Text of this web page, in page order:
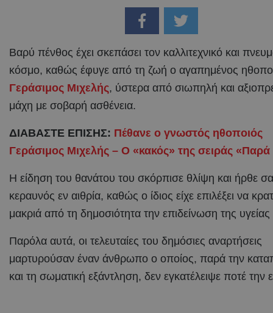
Βαρύ πένθος έχει σκεπάσει τον καλλιτεχνικό και
κόσμο, καθώς έφυγε από τη ζωή ο αγαπημένος
Γεράσιμος Μιχελής, ύστερα από σιωπηλή και
μάχη με σοβαρή ασθένεια.
ΔΙΑΒΑΣΤΕ ΕΠΙΣΗΣ: Πέθανε ο γνωστός ηθοποιός
Γεράσιμος Μιχελής – Ο «κακός» της σειράς «Παρά
Η είδηση του θανάτου του σκόρπισε θλίψη και ήρθε
κεραυνός εν αιθρία, καθώς ο ίδιος είχε επιλέξει να
μακριά από τη δημοσιότητα την επιδείνωση της υγείας
Παρόλα αυτά, οι τελευταίες του δημόσιες αναρτήσεις
μαρτυρούσαν έναν άνθρωπο ο οποίος, παρά την
και τη σωματική εξάντληση, δεν εγκατέλειψε ποτέ την